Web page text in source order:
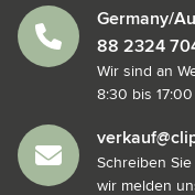
Germany/
88 2324
Wir sind an
8:30 bis
Schreiben
wir melden